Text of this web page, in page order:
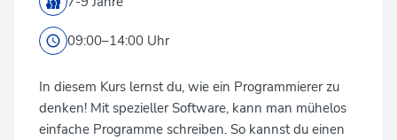
09:00–14:00 Uhr
In diesem Kurs lernst du, wie ein Programmierer zu
denken! Mit spezieller Software, kann man mühelos
einfache Programme schreiben. So kannst du einen